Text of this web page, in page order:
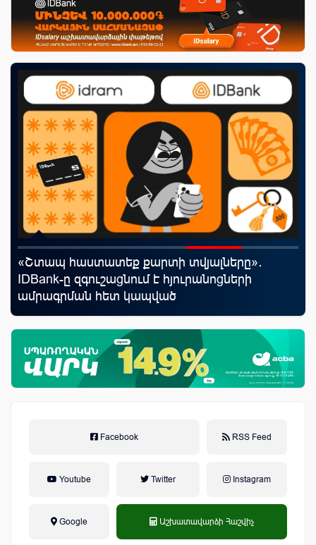
Moody’s-ը IDBank-ի վարկանիշային
հեռանկարը փոխել է դրականի
Facebook RSS Feed
Youtube Twitter Instagram
Google Աշխատավարձի Հաշվիչ